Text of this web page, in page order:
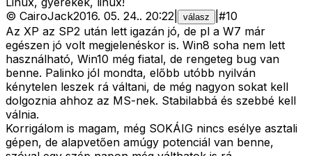
© CairoJack2016. 05. 24.. 20:22 válasz #10
Az XP az SP2 után lett igazán jó, de pl a W7 már
egészen jó volt megjelenéskor is. Win8 soha nem lett
használható, Win10 még fiatal, de rengeteg bug van
benne. Palinko jól mondta, előbb utóbb nyilván
kénytelen leszek rá váltani, de még nagyon sokat kell
dolgoznia ahhoz az MS-nek. Stabilabbá és szebbé kell
válnia.
Korrigálom is magam, még SOKÁIG nincs esélye asztali
gépen, de alapvetően amúgy potenciál van benne,